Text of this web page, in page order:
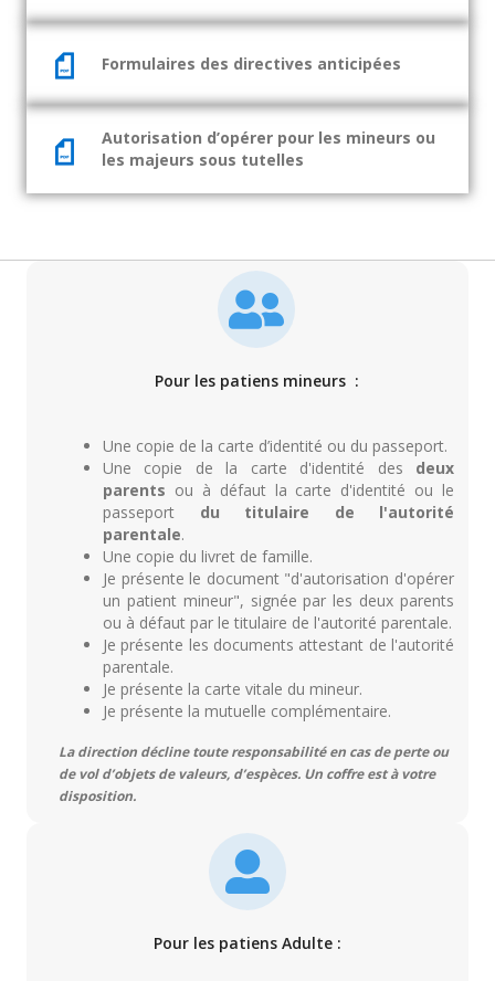
Formulaires des directives anticipées
Autorisation d’opérer pour les mineurs ou
les majeurs sous tutelles
Pour les patiens mineurs :
Une copie de la carte d’identité ou du passeport.
Une copie de la carte d'identité des deux
parents ou à défaut la carte d'identité ou le
passeport du titulaire de l'autorité
parentale.
Une copie du livret de famille.
Je présente le document "d'autorisation d'opérer
un patient mineur", signée par les deux parents
ou à défaut par le titulaire de l'autorité parentale.
Je présente les documents attestant de l'autorité
parentale.
Je présente la carte vitale du mineur.
Je présente la mutuelle complémentaire.
La direction décline toute responsabilité en cas de perte ou
de vol d’objets de valeurs, d’espèces. Un coffre est à votre
disposition.
Pour les patiens Adulte :